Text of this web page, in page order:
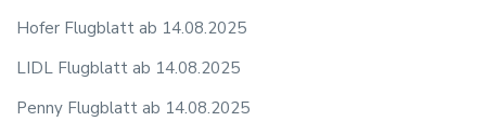
Hofer Flugblatt ab 14.08.2025
LIDL Flugblatt ab 14.08.2025
Penny Flugblatt ab 14.08.2025